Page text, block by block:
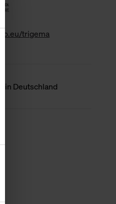
trigema
in Deutschland